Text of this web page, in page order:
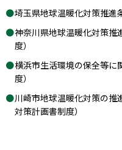
埼玉県地球温暖化対策推進
神奈川県地球温暖化対策推
度）
横浜市生活環境の保全等に
度）
川崎市地球温暖化対策の推
対策計画書制度）